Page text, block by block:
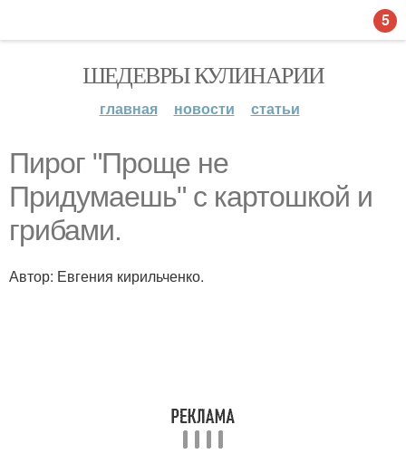
ШЕДЕВРЫ КУЛИНАРИИ
главная новости статьи
Пирог "Проще не
Придумаешь" с картошкой и
грибами.
Автор: Евгения кирильченко.
5